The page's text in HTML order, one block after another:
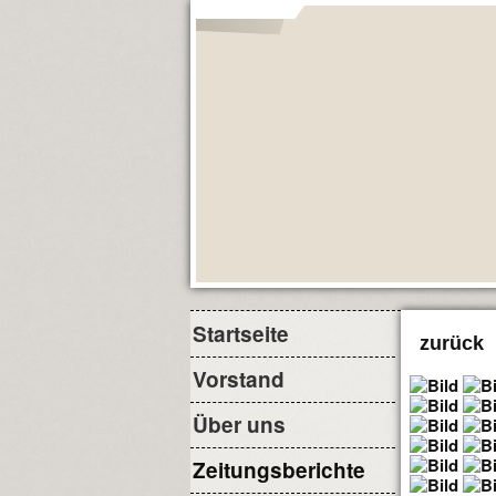
Startseite
Vorstand
Über uns
Zeitungsberichte
zurück